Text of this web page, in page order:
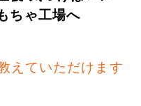
ちゃ工場へ
えていただけます